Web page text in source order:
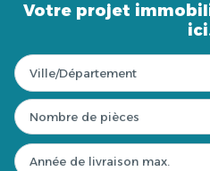
Votre projet